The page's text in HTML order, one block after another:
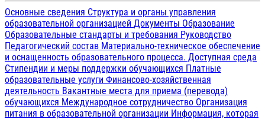
Основные сведения Структура и органы управления
образовательной организацией Документы Образование
Образовательные стандарты и требования Руководство
Педагогический состав Материально-техническое обеспечение
и оснащенность образовательного процесса. Доступная среда
Стипендии и меры поддержки обучающихся Платные
образовательные услуги Финансово-хозяйственная
деятельность Вакантные места для приема (перевода)
обучающихся Международное сотрудничество Организация
питания в образовательной организации Информация, которая